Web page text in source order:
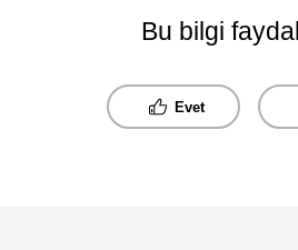
Bu bilgi
Evet